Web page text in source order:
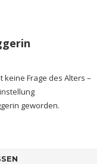
Frage des Alters –
geworden.